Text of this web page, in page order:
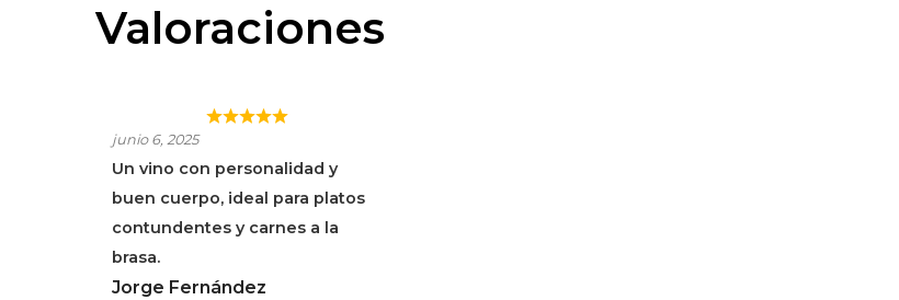
Valoraciones
AZPILICUETA
INSTINTO
junio 6, 2025
Un vino con personalidad y
buen cuerpo, ideal para platos
contundentes y carnes a la
brasa.
Jorge Fernández